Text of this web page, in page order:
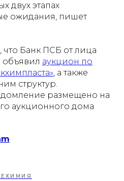
двух этапах
ожидания, пишет
что Банк ПСБ от лица
объявил аукцион по
, а также
структур.
размещено на
аукционного дома